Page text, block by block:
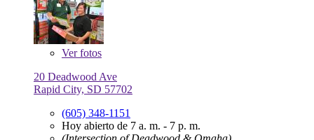
Verfotos
20 Deadwood Ave
Rapid City, SD 57702
(605) 348-1151
Hoy abierto de 7 a. m. - 7 p. m.